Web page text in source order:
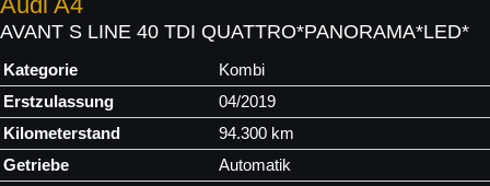
AVANT S LINE 40 TDI QUATTRO*PANORAMA*LED*
Kategorie
Kombi
Erstzulassung
04/2019
Kilometerstand
94.300 km
Getriebe
Automatik